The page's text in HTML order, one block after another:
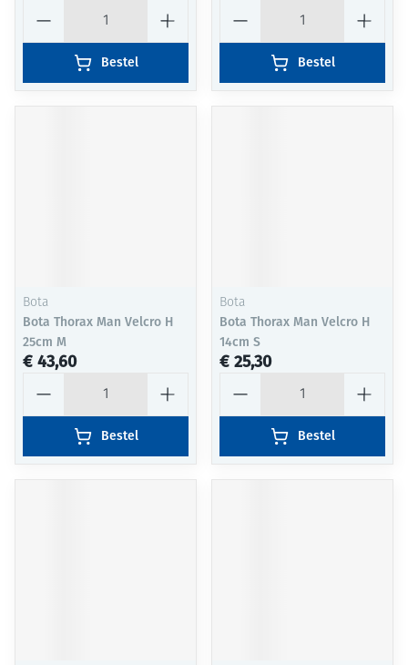
Bestel Bestel
Bota
Bota Thorax Man Velcro H
25cm M
€ 43,60
Bestel
Bota
Bota Thorax Man Velcro H
14cm S
€ 25,30
Bestel